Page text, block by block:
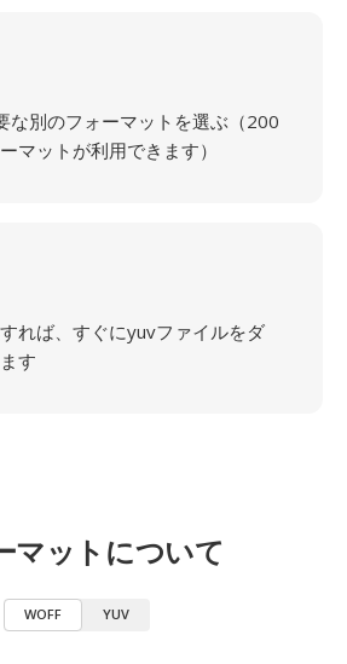
な別のフォーマットを選ぶ（200
マットが利用できます）
れば、すぐにyuvファイルをダ
す
マットについて
WOFF YUV